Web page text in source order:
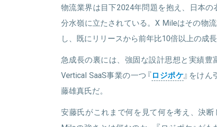
物流業界は目下2024年問題を抱え、日本
分水嶺に立たされている。X Mileはその物
し、既にリリースから前年比10倍以上の成長
急成長の裏には、強固な設計思想と実績
Vertical SaaS事業の一つ『ロジポケ』をけ
藤雄真氏だ。
安藤氏がこれまで何を見て何を考え、決